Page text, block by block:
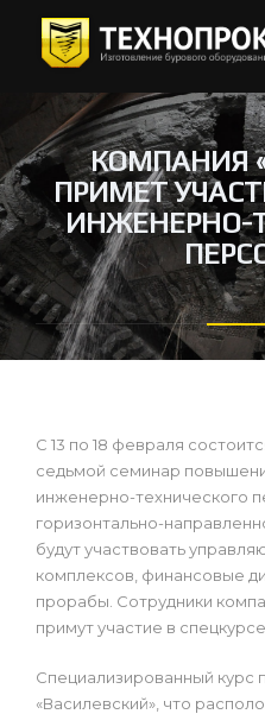
КОМПАНИЯ
ПРИМЕТ
ИНЖЕНЕРНО-
С 13 по 18 февраля
седьмой семинар
инженерно-технического
горизонтально-
будут участвовать
комплексов, финансовые
прорабы. Сотрудники
примут участие в спецкурсе.
Специализированный курс
«Василевский», что